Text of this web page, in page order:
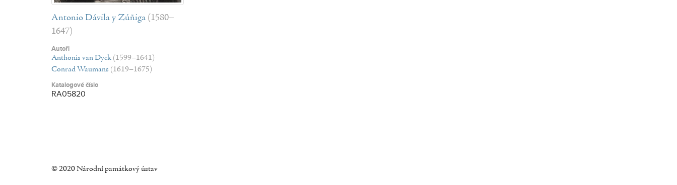
Antonio Dávila y Zúñiga (1580–
1647)
Autoři
Anthonis van Dyck (1599–1641)
Conrad Waumans (1619–1675)
Katalogové číslo
RA05820
© 2020 Národní památkový ústav